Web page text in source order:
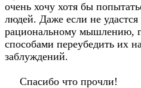
очень хочу хотя бы
людей. Даже если не
рациональному мышлению,
способами переубедить их
заблуждений.
Спасибо что прочли!